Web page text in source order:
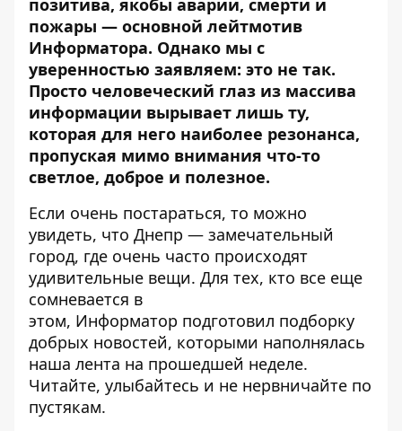
позитива, якобы аварии, смерти и
пожары — основной лейтмотив
Информатора. Однако мы с
уверенностью заявляем: это не так.
Просто человеческий глаз из массива
информации вырывает лишь ту,
которая для него наиболее резонанса,
пропуская мимо внимания что-то
светлое, доброе и полезное.
Если очень постараться, то можно
увидеть, что Днепр — замечательный
город, где очень часто происходят
удивительные вещи. Для тех, кто все еще
сомневается в
этом, Информатор подготовил подборку
добрых новостей, которыми наполнялась
наша лента на прошедшей неделе.
Читайте, улыбайтесь и не нервничайте по
пустякам.